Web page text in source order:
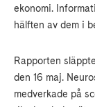
ekonomi.
hälften av dem i
Rapporten
den 16 maj.
medverkade på